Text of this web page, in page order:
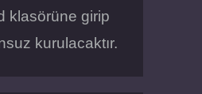
klasörüne girip
kurulacaktır.